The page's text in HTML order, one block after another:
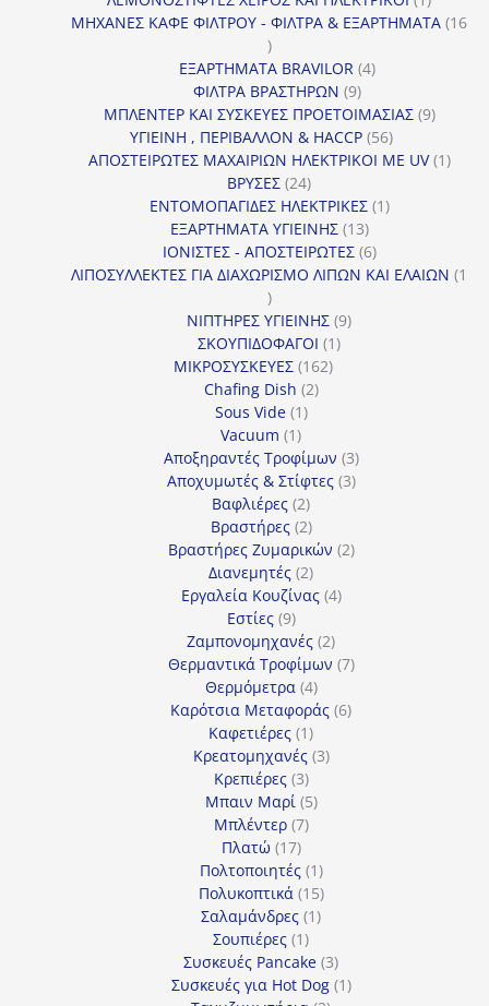
προϊόν
ΜΗΧΑΝΕΣ ΚΑΦΕ ΦΙΛΤΡΟΥ - ΦΙΛΤΡΑ & ΕΞΑΡΤΗΜΑΤΑ 16
16
προϊόντα
ΕΞΑΡΤΗΜΑΤΑ BRAVILOR 44
ΦΙΛΤΡΑ ΒΡΑΣΤΗΡΩΝ 99
προϊόντα
ΜΠΛΕΝΤΕΡ ΚΑΙ ΣΥΣΚΕΥΕΣ ΠΡΟΕΤΟΙΜΑΣΙΑΣ 99
ΥΓΙΕΙΝΗ , ΠΕΡΙΒΑΛΛΟΝ & HACCP 5656
προϊόντα
ΑΠΟΣΤΕΙΡΩΤΕΣ ΜΑΧΑΙΡΙΩΝ ΗΛΕΚΤΡΙΚΟΙ ΜΕ UV 11
ΒΡΥΣΕΣ 2424
προϊόντα
ΕΝΤΟΜΟΠΑΓΙΔΕΣ ΗΛΕΚΤΡΙΚΕΣ 11
ΕΞΑΡΤΗΜΑΤΑ ΥΓΙΕΙΝΗΣ 1313
προϊόντα
ΙΟΝΙΣΤΕΣ - ΑΠΟΣΤΕΙΡΩΤΕΣ 66
προϊόντα
ΛΙΠΟΣΥΛΛΕΚΤΕΣ ΓΙΑ ΔΙΑΧΩΡΙΣΜΟ ΛΙΠΩΝ ΚΑΙ ΕΛΑΙΩΝ 1
1
προϊόν
ΝΙΠΤΗΡΕΣ ΥΓΙΕΙΝΗΣ 99
ΣΚΟΥΠΙΔΟΦΑΓΟΙ 11
ΜΙΚΡΟΣΥΣΚΕΥΕΣ 162162
Chafing Dish 22
Sous Vide 11
Vacuum 11
προϊόν
Αποξηραντές Τροφίμων 33
προϊόντα
Αποχυμωτές & Στίφτες 33
Βαφλιέρες 22
προϊόντα
Βραστήρες 22
προϊόντα
Βραστήρες Ζυμαρικών 22
Διανεμητές 22
προϊόντα
Εργαλεία Κουζίνας 44
Εστίες 99
προϊόντα
Ζαμπονομηχανές 22
προϊόντα
Θερμαντικά Τροφίμων 77
Θερμόμετρα 44
προϊόντα
Καρότσια Μεταφοράς 66
Καφετιέρες 11
προϊόν
Κρεατομηχανές 33
Κρεπιέρες 33
προϊόντα
Μπαιν Μαρί 55
Μπλέντερ 77
Πλατώ 1717
προϊόντα
Πολτοποιητές 11
προϊόν
Πολυκοπτικά 1515
προϊόντα
Σαλαμάνδρες 11
Σουπιέρες 11
προϊόν
Συσκευές Pancake 33
προϊόντα
Συσκευές για Hot Dog 11